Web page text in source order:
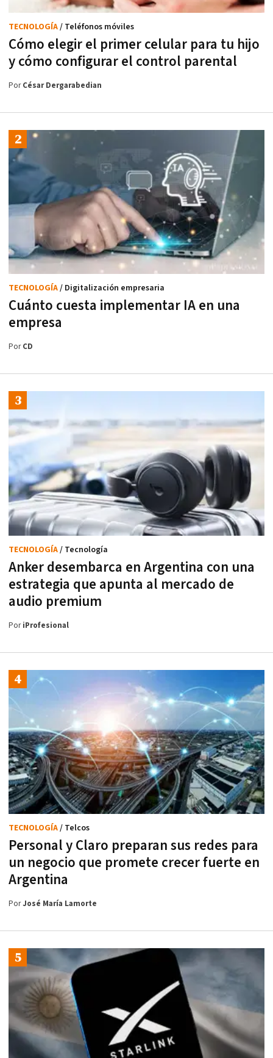
Cómo elegir el primer celular para tu hijo
y cómo configurar el control parental
TECNOLOGÍA/ Teléfonos móviles
PorCésar Dergarabedian
Cuánto cuesta implementar IA en una
empresa
TECNOLOGÍA/ Digitalización empresaria
PorCD
Anker desembarca en Argentina con una
estrategia que apunta al mercado de
audio premium
TECNOLOGÍA/ Tecnología
PoriProfesional
Personal y Claro preparan sus redes para
un negocio que promete crecer fuerte en
Argentina
TECNOLOGÍA/ Telcos
PorJosé María Lamorte